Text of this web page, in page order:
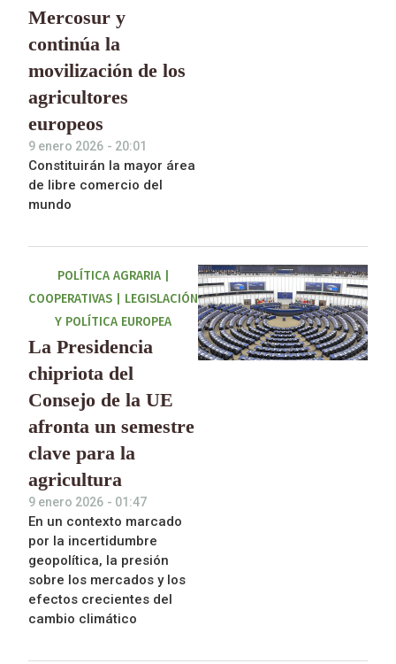
Mercosur y
continúa la
movilización de los
agricultores
europeos
9 enero 2026 - 20:01
Constituirán la mayor área
de libre comercio del
mundo
POLÍTICA AGRARIA|
COOPERATIVAS
LEGISLACIÓN
Y POLÍTICA EUROPEA
La Presidencia
chipriota del
Consejo de la UE
afronta un semestre
clave para la
agricultura
9 enero 2026 - 01:47
En un contexto marcado
por la incertidumbre
geopolítica, la presión
sobre los mercados y los
efectos crecientes del
cambio climático